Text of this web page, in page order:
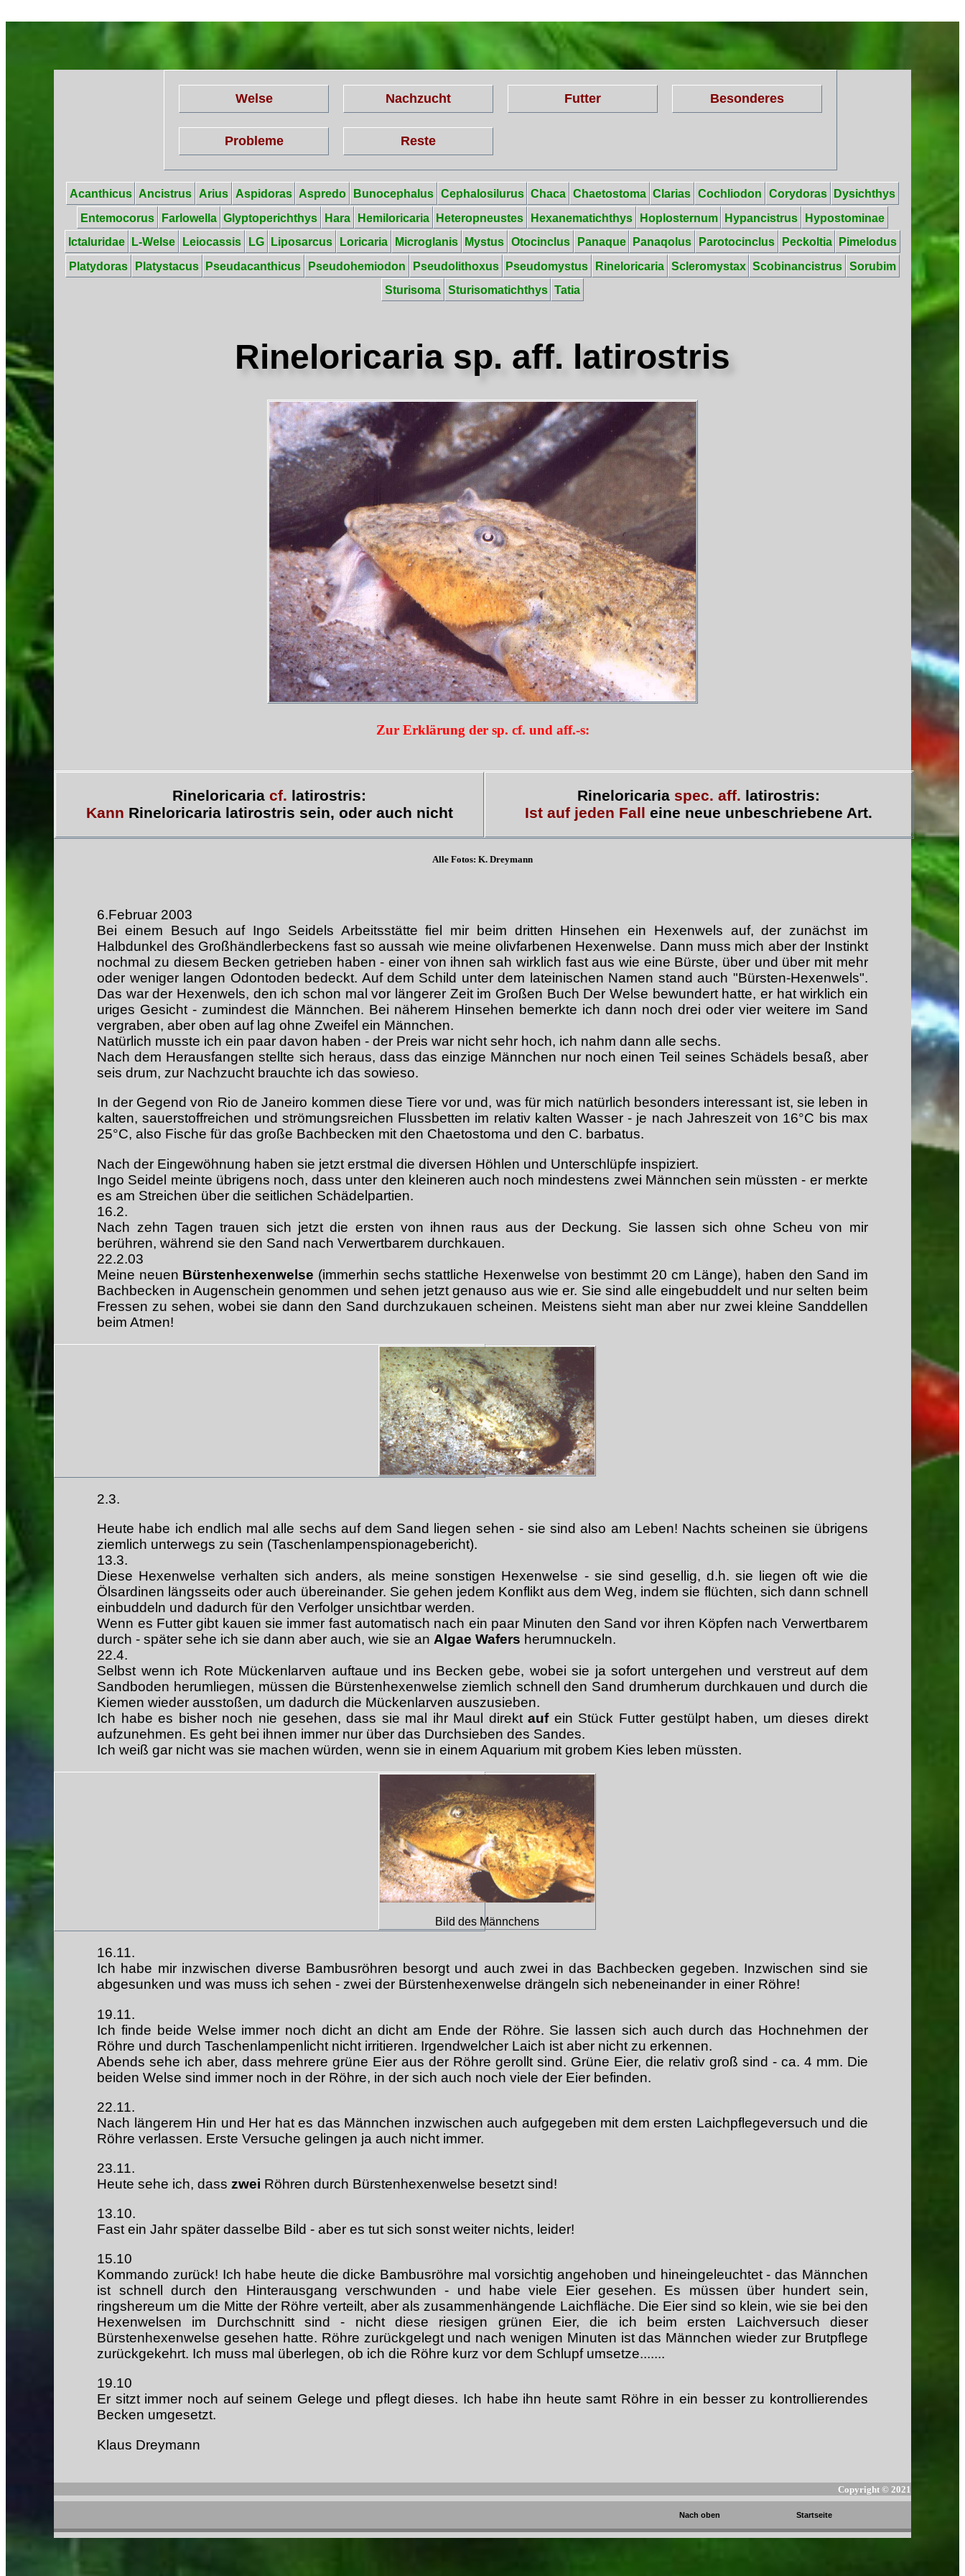
Welse Nachzucht Futter Besonderes
Probleme Reste
Acanthicus Ancistrus Arius Aspidoras Aspredo Bunocephalus Cephalosilurus Chaca Chaetostoma Clarias Cochliodon Corydoras
Dysichthys
Entemocorus
Farlowella Glyptoperichthys Hara Hemiloricaria Heteropneustes Hexanematichthys Hoplosternum Hypancistrus
Hypostominae
Ictaluridae
L-Welse Leiocassis LG Liposarcus Loricaria Microglanis Mystus Otocinclus Panaque Panaqolus Parotocinclus Peckoltia
Pimelodus
Platydoras
Platystacus Pseudacanthicus Pseudohemiodon Pseudolithoxus Pseudomystus Rineloricaria Scleromystax Scobinancistrus Sorubim
Sturisoma Sturisomatichthys Tatia
Rineloricaria sp. aff. latirostris
Zur Erklärung der sp. cf. und aff.-s:
Rineloricariacf. latirostris:
Kann Rineloricaria latirostris sein, oder auch nicht
Rineloricaria spec. aff. latirostris:
Ist auf jeden Fall eine neue unbeschriebene Art.
Alle Fotos: K. Dreymann
6.Februar 2003
Bei einem Besuch auf Ingo Seidels Arbeitsstätte fiel mir beim dritten Hinsehen ein Hexenwels auf, der zunächst im
Halbdunkel des Großhändlerbeckens fast so aussah wie meine olivfarbenen Hexenwelse. Dann muss mich aber der Instinkt
nochmal zu diesem Becken getrieben haben - einer von ihnen sah wirklich fast aus wie eine Bürste, über und über mit mehr
oder weniger langen Odontoden bedeckt. Auf dem Schild unter dem lateinischen Namen stand auch "Bürsten-Hexenwels".
Das war der Hexenwels, den ich schon mal vor längerer Zeit im Großen Buch Der Welse bewundert hatte, er hat wirklich ein
uriges Gesicht - zumindest die Männchen. Bei näherem Hinsehen bemerkte ich dann noch drei oder vier weitere im Sand
vergraben, aber oben auf lag ohne Zweifel ein Männchen.
Natürlich musste ich ein paar davon haben - der Preis war nicht sehr hoch, ich nahm dann alle sechs.
Nach dem Herausfangen stellte sich heraus, dass das einzige Männchen nur noch einen Teil seines Schädels besaß, aber
seis drum, zur Nachzucht brauchte ich das sowieso.
In der Gegend von Rio de Janeiro kommen diese Tiere vor und, was für mich natürlich besonders interessant ist, sie leben in
kalten, sauerstoffreichen und strömungsreichen Flussbetten im relativ kalten Wasser - je nach Jahreszeit von 16°C bis max
25°C, also Fische für das große Bachbecken mit den Chaetostoma und den C. barbatus.
Nach der Eingewöhnung haben sie jetzt erstmal die diversen Höhlen und Unterschlüpfe inspiziert.
Ingo Seidel meinte übrigens noch, dass unter den kleineren auch noch mindestens zwei Männchen sein müssten - er merkte
es am Streichen über die seitlichen Schädelpartien.
16.2.
Nach zehn Tagen trauen sich jetzt die ersten von ihnen raus aus der Deckung. Sie lassen sich ohne Scheu von mir
berühren, während sie den Sand nach Verwertbarem durchkauen.
22.2.03
Meine neuen Bürstenhexenwelse (immerhin sechs stattliche Hexenwelse von bestimmt 20 cm Länge), haben den Sand im
Bachbecken in Augenschein genommen und sehen jetzt genauso aus wie er. Sie sind alle eingebuddelt und nur selten beim
Fressen zu sehen, wobei sie dann den Sand durchzukauen scheinen. Meistens sieht man aber nur zwei kleine Sanddellen
beim Atmen!
2.3.
Heute habe ich endlich mal alle sechs auf dem Sand liegen sehen - sie sind also am Leben! Nachts scheinen sie übrigens
ziemlich unterwegs zu sein (Taschenlampenspionagebericht).
13.3.
Diese Hexenwelse verhalten sich anders, als meine sonstigen Hexenwelse - sie sind gesellig, d.h. sie liegen oft wie die
Ölsardinen längsseits oder auch übereinander. Sie gehen jedem Konflikt aus dem Weg, indem sie flüchten, sich dann schnell
einbuddeln und dadurch für den Verfolger unsichtbar werden.
Wenn es Futter gibt kauen sie immer fast automatisch nach ein paar Minuten den Sand vor ihren Köpfen nach Verwertbarem
durch - später sehe ich sie dann aber auch, wie sie an Algae Wafers herumnuckeln.
22.4.
Selbst wenn ich Rote Mückenlarven auftaue und ins Becken gebe, wobei sie ja sofort untergehen und verstreut auf dem
Sandboden herumliegen, müssen die Bürstenhexenwelse ziemlich schnell den Sand drumherum durchkauen und durch die
Kiemen wieder ausstoßen, um dadurch die Mückenlarven auszusieben.
Ich habe es bisher noch nie gesehen, dass sie mal ihr Maul direktaufein Stück Futter gestülpt haben, um dieses direkt
aufzunehmen. Es geht bei ihnen immer nur über das Durchsieben des Sandes.
Ich weiß gar nicht was sie machen würden, wenn sie in einem Aquarium mit grobem Kies leben müssten.
Bild des Männchens
16.11.
Ich habe mir inzwischen diverse Bambusröhren besorgt und auch zwei in das Bachbecken gegeben. Inzwischen sind sie
abgesunken und was muss ich sehen - zwei der Bürstenhexenwelse drängeln sich nebeneinander in einer Röhre!
19.11.
Ich finde beide Welse immer noch dicht an dicht am Ende der Röhre. Sie lassen sich auch durch das Hochnehmen der
Röhre und durch Taschenlampenlicht nicht irritieren. Irgendwelcher Laich ist aber nicht zu erkennen.
Abends sehe ich aber, dass mehrere grüne Eier aus der Röhre gerollt sind. Grüne Eier, die relativ groß sind - ca. 4 mm. Die
beiden Welse sind immer noch in der Röhre, in der sich auch noch viele der Eier befinden.
22.11.
Nach längerem Hin und Her hat es das Männchen inzwischen auch aufgegeben mit dem ersten Laichpflegeversuch und die
Röhre verlassen. Erste Versuche gelingen ja auch nicht immer.
23.11.
Heute sehe ich, dasszwei Röhren durch Bürstenhexenwelse besetzt sind!
13.10.
Fast ein Jahr später dasselbe Bild - aber es tut sich sonst weiter nichts, leider!
15.10
Kommando zurück! Ich habe heute die dicke Bambusröhre mal vorsichtig angehoben und hineingeleuchtet - das Männchen
ist schnell durch den Hinterausgang verschwunden - und habe viele Eier gesehen. Es müssen über hundert sein,
ringshereum um die Mitte der Röhre verteilt, aber als zusammenhängende Laichfläche. Die Eier sind so klein, wie sie bei den
Hexenwelsen im Durchschnitt sind - nicht diese riesigen grünen Eier, die ich beim ersten Laichversuch dieser
Bürstenhexenwelse gesehen hatte. Röhre zurückgelegt und nach wenigen Minuten ist das Männchen wieder zur Brutpflege
zurückgekehrt. Ich muss mal überlegen, ob ich die Röhre kurz vor dem Schlupf umsetze.......
19.10
Er sitzt immer noch auf seinem Gelege und pflegt dieses. Ich habe ihn heute samt Röhre in ein besser zu kontrollierendes
Becken umgesetzt.
Klaus Dreymann
Copyright © 2021
Nach oben Startseite